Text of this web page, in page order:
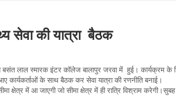
सेवा की यात्रा बैठक
बसंत लाल स्मारक इंटर कॉलेज बालापुर जरवा में हुई।
कार्यकर्ताओं के साथ बैठक कर सेवा यात्रा की रणनीति बनाई।
क्षेत्र में आ जाएगी जो सीमा क्षेत्र में ही रात्रि विश्राम